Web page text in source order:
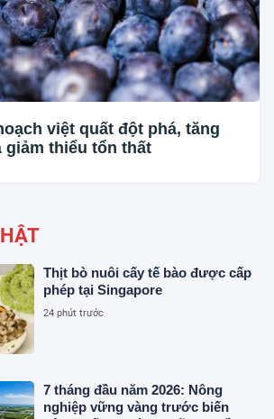
việt quất đột phá, tăng
giảm thiểu tổn thất
Thịt bò nuôi cấy tế bào được cấp
phép tại Singapore
24 phút trước
7 tháng đầu năm 2026: Nông
nghiệp vững vàng trước biến